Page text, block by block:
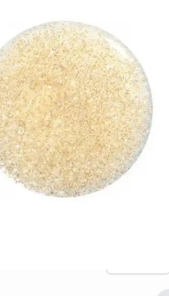
O-NP-48614
€ 4,11
€ 1,70